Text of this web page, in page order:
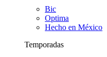
Bic
Optima
Hecho en México
Temporadas